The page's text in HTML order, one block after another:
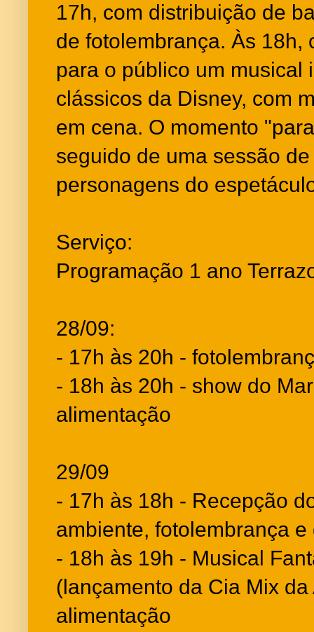
17h, com distribuição de
de fotolembrança. Às 18h,
para o público um musical
clássicos da Disney, com
em cena. O momento
seguido de uma sessão
personagens do
Serviço:
Programação 1 ano
28/09:
- 17h às 20h -
- 18h às 20h - show do
alimentação
29/09
- 17h às 18h - Recepção
ambiente, fotolembrança
- 18h às 19h - Musical
(lançamento da Cia Mix
alimentação